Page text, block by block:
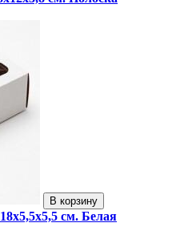
В корзину
см. Белая